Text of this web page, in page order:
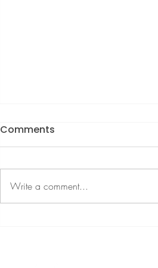
Comments
Write a comment...